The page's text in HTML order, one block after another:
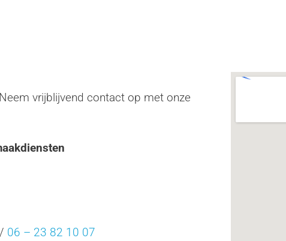
vrijblijvend contact op met onze
/ 06 – 23 82 10 07